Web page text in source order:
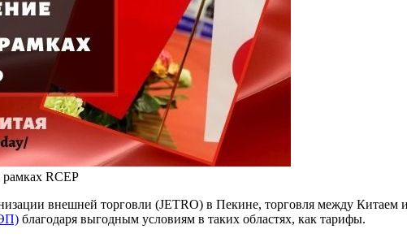
RCEP
внешней торговли (JETRO) в Пекине, торговля между
благодаря выгодным условиям в таких областях, как тарифы.